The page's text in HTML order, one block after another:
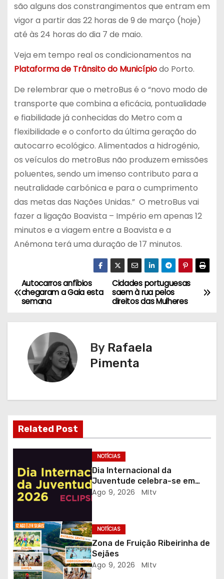
são alguns dos constrangimentos que entram em
vigor a partir das 22 horas de 9 de março (hoje)
até às 24 horas do dia 7 de maio.
Veja em tempo real os condicionamentos na
Plataforma de Trânsito do Municípiodo Porto.
De relembrar que o metroBus é o “novo modo de
transporte que combina a eficácia, pontualidade
e fiabilidade já conhecidas do Metro com a
flexibilidade e o conforto da última geração do
autocarro ecológico. Alimentados a hidrogénio,
os veículos do metroBus não produzem emissões
poluentes, sendo um imenso contributo para a
neutralidade carbónica e para o cumprimento
das metas das Nações Unidas.” O metroBus vai
fazer a ligação Boavista – Império em apenas 12
minutos e a viagem entre a Boavista e a
Anémona terá uma duração de 17 minutos.
N
a
ç
ã
d
e
a
r
t
Cidades portuguesas
saem à rua pelos
direitos das Mulheres
Autocarros anfíbios
chegaram a Gaia esta
semana
By Rafaela
Pimenta
Related Post
NOTÍCIAS
Dia Internacional da
Juventude celebra-se em
Gaia com desporto, música e
Ago 9, 2026 MItv
NOTÍCIAS
Zona de Fruição Ribeirinha de
Sejães
Ago 9, 2026 MItv